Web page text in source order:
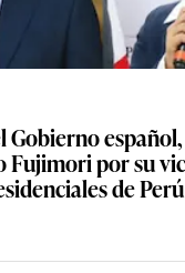
Gobierno
Fujimori por su
de Perú